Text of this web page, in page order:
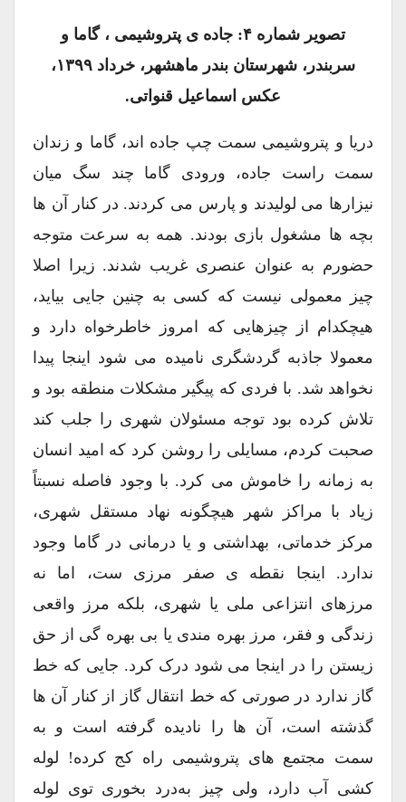
تصویر شماره ۴: جاده ی پتروشیمی ، گاما و
سربندر، شهرستان بندر ماهشهر، خرداد ۱۳۹۹،
عکس اسماعیل قنواتی.
دریا و پتروشیمی سمت چپ جاده اند، گاما و زندان
سمت راست جاده، ورودی گاما چند سگ میان
نیزارها می لولیدند و پارس می کردند. در کنار آن ها
بچه ها مشغول بازی بودند. همه به سرعت متوجه
حضورم به عنوان عنصری غریب شدند. زیرا اصلا
چیز معمولی نیست که کسی به چنین جایی بیاید،
هیچکدام از چیزهایی که امروز خاطرخواه دارد و
معمولا جاذبه گردشگری نامیده می شود اینجا پیدا
نخواهد شد. با فردی که پیگیر مشکلات منطقه بود و
تلاش کرده بود توجه مسئولان شهری را جلب کند
صحبت کردم، مسایلی را روشن کرد که امید انسان
به زمانه را خاموش می کرد. با وجود فاصله نسبتاً
زیاد با مراکز شهر هیچگونه نهاد مستقل شهری،
مرکز خدماتی، بهداشتی و یا درمانی در گاما وجود
ندارد. اینجا نقطه ی صفر مرزی ست، اما نه
مرزهای انتزاعی ملی یا شهری، بلکه مرز واقعی
زندگی و فقر، مرز بهره مندی یا بی بهره گی از حق
زیستن را در اینجا می شود درک کرد. جایی که خط
گاز ندارد در صورتی که خط انتقال گاز از کنار آن ها
گذشته است، آن ها را نادیده گرفته است و به
سمت مجتمع های پتروشیمی راه کج کرده! لوله
کشی آب دارد، ولی چیز به‌درد بخوری توی لوله